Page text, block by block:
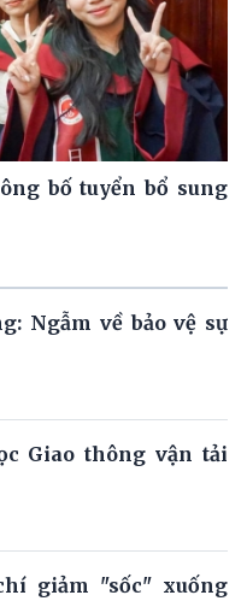
bố tuyển bổ sung
Ngẫm về bảo vệ sự
Giao thông vận tải
giảm "sốc" xuống